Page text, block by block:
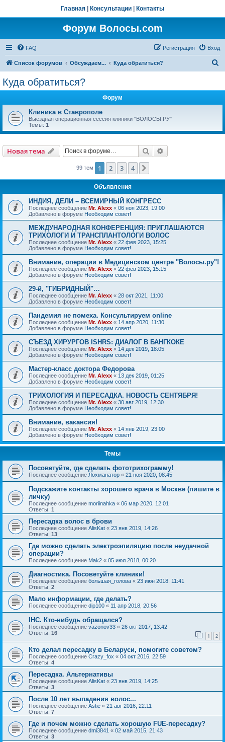
Главная Консультации Контакты
Форум Волосы.com
FAQ Вход
Регистрация
Список форумов Обсуждаем... Куда обратиться?
Куда обратиться?
Форум
Клиника в Ставрополе
Выездная операционная сессия клиники "ВОЛОСЫ.РУ"
Темы: 1
Новая тема Поиск
99 тем 1 2 3 4
Объявления
ИНДИЯ, ДЕЛИ – ВСЕМИРНЫЙ КОНГРЕСС
Последнее сообщение Mr. Alexx « 06 ноя 2023, 19:00
Добавлено в форуме Необходим совет!
МЕЖДУНАРОДНАЯ КОНФЕРЕНЦИЯ: ПРИГЛАШАЮТСЯ
ТРИХОЛОГИ И ТРАНСПЛАНТОЛОГИ ВОЛОС
Последнее сообщение Mr. Alexx « 22 фев 2023, 15:25
Добавлено в форуме Необходим совет!
Внимание, операции в Медицинском центре "Волосы.ру"!
Последнее сообщение Mr. Alexx « 22 фев 2023, 15:15
Добавлено в форуме Необходим совет!
29-й, "ГИБРИДНЫЙ"…
Последнее сообщение Mr. Alexx « 28 окт 2021, 11:00
Добавлено в форуме Необходим совет!
Пандемия не помеха. Консультируем online
Последнее сообщение Mr. Alexx « 14 апр 2020, 11:30
Добавлено в форуме Необходим совет!
СЪЕЗД ХИРУРГОВ ISHRS: ДИАЛОГ В БАНГКОКЕ
Последнее сообщение Mr. Alexx « 14 дек 2019, 18:05
Добавлено в форуме Необходим совет!
Мастер-класс доктора Федорова
Последнее сообщение Mr. Alexx « 13 дек 2019, 01:25
Добавлено в форуме Необходим совет!
ТРИХОЛОГИЯ И ПЕРЕСАДКА. НОВОСТЬ СЕНТЯБРЯ!
Последнее сообщение Mr. Alexx « 30 авг 2019, 12:30
Добавлено в форуме Необходим совет!
Внимание, вакансия!
Последнее сообщение Mr. Alexx « 14 янв 2019, 23:00
Добавлено в форуме Необходим совет!
Темы
Посоветуйте, где сделать фототрихограмму!
Последнее сообщение Лохманатор « 21 ноя 2020, 08:45
Подскажите контакты хорошего врача в Москве (пишите в
личку)
Последнее сообщение moriinahka « 06 мар 2020, 12:01
Ответы: 1
Пересадка волос в брови
Последнее сообщение AlisKat « 23 янв 2019, 14:26
Ответы: 13
Где можно сделать электроэпиляцию после неудачной
операции?
Последнее сообщение Mak2 « 05 июл 2018, 00:20
Диагностика. Посоветуйте клиники!
Последнее сообщение большая_голова « 23 июн 2018, 11:41
Ответы: 2
Мало информации, где делать?
Последнее сообщение dip100 « 11 апр 2018, 20:56
IHC. Кто-нибудь обращался?
Последнее сообщение vazonov33 « 26 окт 2017, 13:42
Ответы: 16 1 2
Кто делал пересадку в Беларуси, помогите советом?
Последнее сообщение Crazy_fox « 04 окт 2016, 22:59
Ответы: 4
Пересадка. Альтернативы
Последнее сообщение AlisKat « 23 янв 2019, 14:25
Ответы: 3
После 10 лет выпадения волос...
Последнее сообщение Astie « 21 авг 2016, 22:11
Ответы: 7
Где и почем можно сделать хорошую FUE-пересадку?
Последнее сообщение dmi3841 « 02 май 2015, 21:43
Ответы: 3